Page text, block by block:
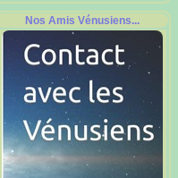
Nos Amis Vénusiens...